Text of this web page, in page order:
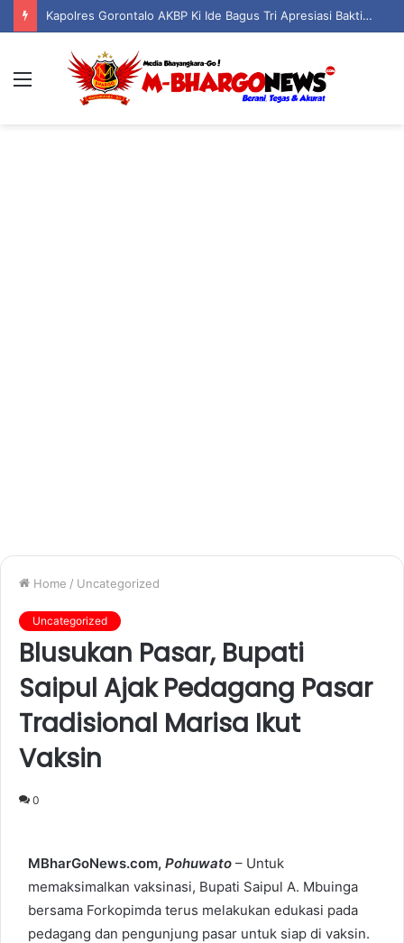
Kapolres Gorontalo AKBP Ki Ide Bagus Tri Apresiasi Bakti Sosial Polsek Boliyohuto Salurkan Air Bersih dan Sembako
Home / Uncategorized
Uncategorized
Blusukan Pasar, Bupati
Saipul Ajak Pedagang Pasar
Tradisional Marisa Ikut
Vaksin
0
MBharGoNews.com, Pohuwato – Untuk
memaksimalkan vaksinasi, Bupati Saipul A. Mbuinga
bersama Forkopimda terus melakukan edukasi pada
pedagang dan pengunjung pasar untuk siap di vaksin.